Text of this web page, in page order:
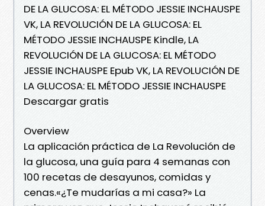
DE LA GLUCOSA: EL MÉTODO JESSIE INCHAUSPE
VK, LA REVOLUCIÓN DE LA GLUCOSA: EL
MÉTODO JESSIE INCHAUSPE Kindle, LA
REVOLUCIÓN DE LA GLUCOSA: EL MÉTODO
JESSIE INCHAUSPE Epub VK, LA REVOLUCIÓN DE
LA GLUCOSA: EL MÉTODO JESSIE INCHAUSPE
Descargar gratis
Overview
La aplicación práctica de La Revolución de
la glucosa, una guía para 4 semanas con
100 recetas de desayunos, comidas y
cenas.«¿Te mudarías a mi casa?» La